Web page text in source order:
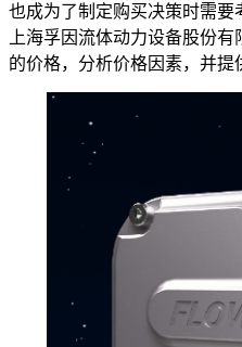
也成为了制定购买决策时需要
上海孚因流体动力设备股份
的价格，分析价格因素，并提